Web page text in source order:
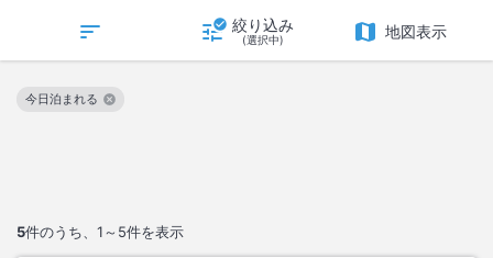
絞り込み
(選択中) 地図表示
5件のうち、 1～5件を表示
今日泊まれる
この絞り込み条件を解除